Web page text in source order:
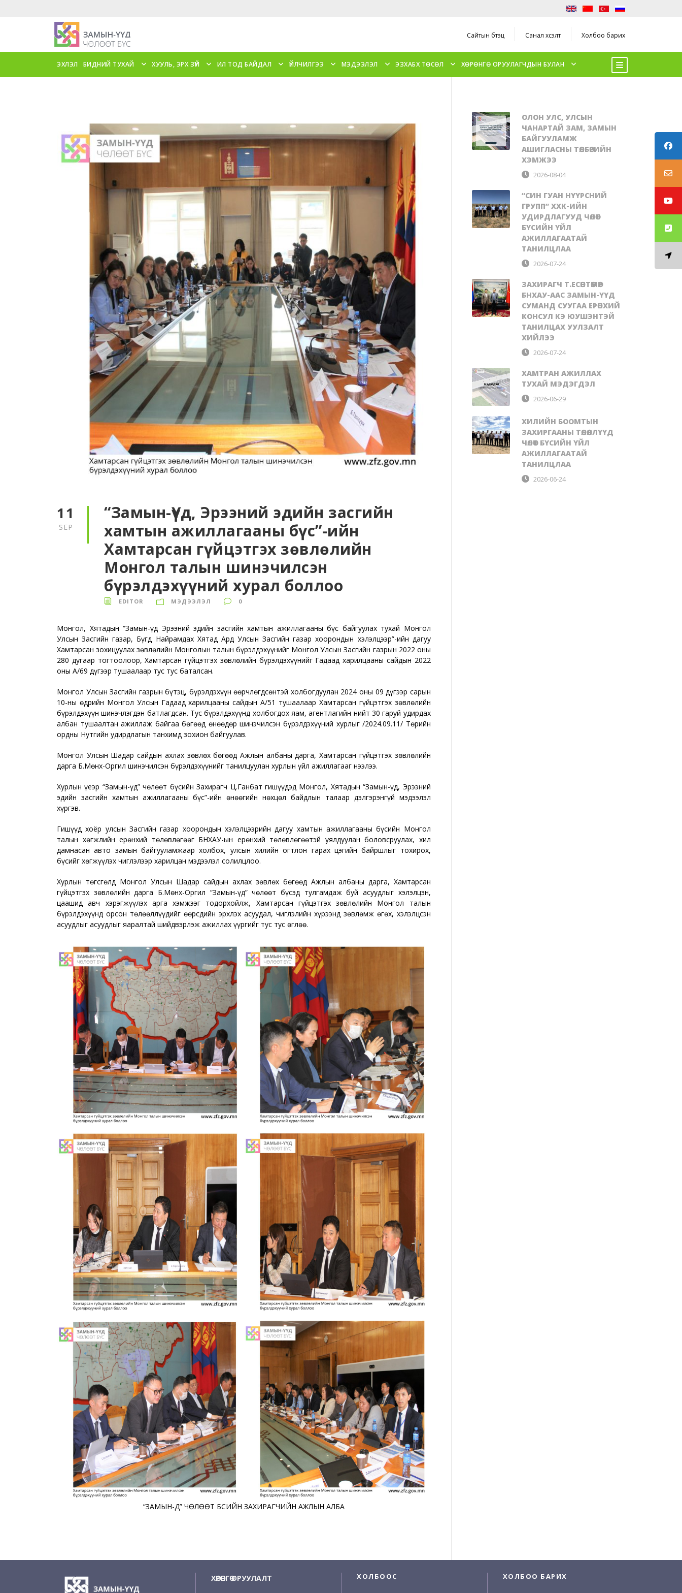
Сайтын бүтэц Санал хүсэлт Холбоо барих
ЭХЛЭЛ БИДНИЙ ТУХАЙ ХУУЛЬ, ЭРХ ЗҮЙ ИЛ ТОД БАЙДАЛ ҮЙЛЧИЛГЭЭ МЭДЭЭЛЭЛ ЭЗХАБХ ТӨСӨЛ ХӨРӨНГӨ ОРУУЛАГЧДЫН БУЛАН
11
SEP
“Замын-Үүд, Эрээний эдийн засгийн
хамтын ажиллагааны бүс”-ийн
Хамтарсан гүйцэтгэх зөвлөлийн
Монгол талын шинэчилсэн
бүрэлдэхүүний хурал боллоо
EDITOR МЭДЭЭЛЭЛ 0
Монгол, Хятадын “Замын-Үүд Эрээний эдийн засгийн хамтын ажиллагааны бүс байгуулах тухай Монгол
Улсын Засгийн газар, Бүгд Найрамдах Хятад Ард Улсын Засгийн газар хоорондын хэлэлцээр”-ийн дагуу
Хамтарсан зохицуулах зөвлөлийн Монголын талын бүрэлдэхүүнийг Монгол Улсын Засгийн газрын 2022 оны
280 дугаар тогтоолоор, Хамтарсан гүйцэтгэх зөвлөлийн бүрэлдэхүүнийг Гадаад харилцааны сайдын 2022
оны А/69 дүгээр тушаалаар тус тус баталсан.
Монгол Улсын Засгийн газрын бүтэц, бүрэлдэхүүн өөрчлөгдсөнтэй холбогдуулан 2024 оны 09 дүгээр сарын
10-ны өдрийн Монгол Улсын Гадаад харилцааны сайдын А/51 тушаалаар Хамтарсан гүйцэтгэх зөвлөлийн
бүрэлдэхүүн шинэчлэгдэн батлагдсан. Тус бүрэлдэхүүнд холбогдох яам, агентлагийн нийт 30 гаруй удирдах
албан тушаалтан ажиллаж байгаа бөгөөд өнөөдөр шинэчилсэн бүрэлдэхүүний хурлыг /2024.09.11/ Төрийн
ордны Нутгийн удирдлагын танхимд зохион байгуулав.
Монгол Улсын Шадар сайдын ахлах зөвлөх бөгөөд Ажлын албаны дарга, Хамтарсан гүйцэтгэх зөвлөлийн
дарга Б.Мөнх-Оргил шинэчилсэн бүрэлдэхүүнийг танилцуулан хурлын үйл ажиллагааг нээлээ.
Хурлын үеэр “Замын-Үүд” чөлөөт бүсийн Захирагч Ц.Ганбат гишүүдэд Монгол, Хятадын “Замын-Үүд, Эрээний
эдийн засгийн хамтын ажиллагааны бүс”-ийн өнөөгийн нөхцөл байдлын талаар дэлгэрэнгүй мэдээлэл
хүргэв.
Гишүүд хоёр улсын Засгийн газар хоорондын хэлэлцээрийн дагуу хамтын ажиллагааны бүсийн Монгол
талын хөгжлийн ерөнхий төлөвлөгөөг БНХАУ-ын ерөнхий төлөвлөгөөтэй уялдуулан боловсруулах, хил
дамнасан авто замын байгууламжаар холбох, улсын хилийн огтлон гарах цэгийн байршлыг тохирох,
бүсийг хөгжүүлэх чиглэлээр харилцан мэдээлэл солилцлоо.
Хурлын төгсгөлд Монгол Улсын Шадар сайдын ахлах зөвлөх бөгөөд Ажлын албаны дарга, Хамтарсан
гүйцэтгэх зөвлөлийн дарга Б.Мөнх-Оргил “Замын-Үүд” чөлөөт бүсэд тулгамдаж буй асуудлыг хэлэлцэн,
цаашид авч хэрэгжүүлэх арга хэмжээг тодорхойлж, Хамтарсан гүйцэтгэх зөвлөлийн Монгол талын
бүрэлдэхүүнд орсон төлөөллүүдийг өөрсдийн эрхлэх асуудал, чиглэлийн хүрээнд зөвлөмж өгөх, хэлэлцсэн
асуудлыг асуудлыг яаралтай шийдвэрлэж ажиллах үүргийг тус тус өглөө.
“ЗАМЫН-ҮҮД” ЧӨЛӨӨТ БҮСИЙН ЗАХИРАГЧИЙН АЖЛЫН АЛБА
ОЛОН УЛС, УЛСЫН
ЧАНАРТАЙ ЗАМ, ЗАМЫН
БАЙГУУЛАМЖ
АШИГЛАСНЫ ТӨЛБӨРИЙН
ХЭМЖЭЭ
2026-08-04
“СИН ГУАН НҮҮРСНИЙ
ГРУПП” ХХК-ИЙН
УДИРДЛАГУУД ЧӨЛӨӨТ
БҮСИЙН ҮЙЛ
АЖИЛЛАГААТАЙ
ТАНИЛЦЛАА
2026-07-24
ЗАХИРАГЧ Т.ЕСӨНТӨМӨР
БНХАУ-ААС ЗАМЫН-ҮҮД
СУМАНД СУУГАА ЕРӨНХИЙ
КОНСУЛ КЭ ЮУШЭНТЭЙ
ТАНИЛЦАХ УУЛЗАЛТ
ХИЙЛЭЭ
2026-07-24
ХАМТРАН АЖИЛЛАХ
ТУХАЙ МЭДЭГДЭЛ
2026-06-29
ХИЛИЙН БООМТЫН
ЗАХИРГААНЫ ТӨЛӨӨЛЛҮҮД
ЧӨЛӨӨТ БҮСИЙН ҮЙЛ
АЖИЛЛАГААТАЙ
ТАНИЛЦЛАА
2026-06-24
ХӨРӨНГӨ ОРУУЛАЛТ ХОЛБООС ХОЛБОО БАРИХ